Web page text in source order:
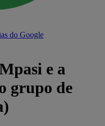
do Google
e a
grupo de